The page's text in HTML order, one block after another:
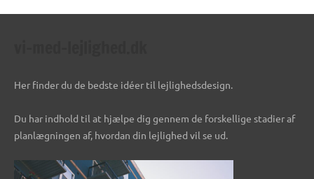
Her finder du de bedste idéer til lejlighedsdesign.
Du har indhold til at hjælpe dig gennem de forskellige stadier af
planlægningen af, hvordan din lejlighed vil se ud.